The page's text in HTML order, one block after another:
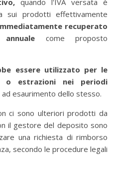
quando l'IVA versata è
sui prodotti effettivamente
recuperato
annuale come proposto
essere utilizzato per le
o estrazioni nei periodi
esaurimento dello stesso.
ci sono ulteriori prodotti da
il gestore del deposito sono
una richiesta di rimborso
secondo le procedure legali